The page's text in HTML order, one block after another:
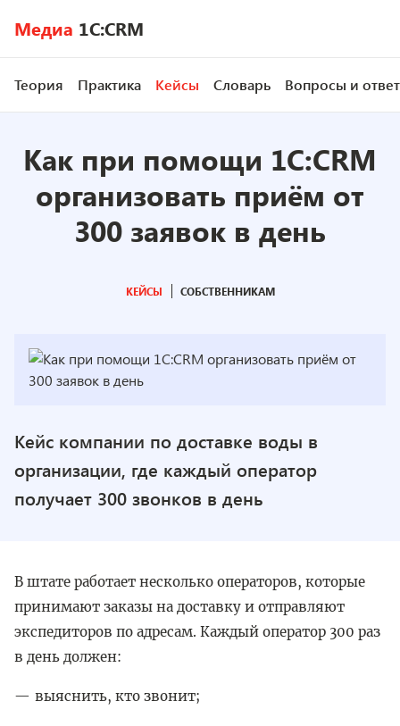
Медиа 1C:CRM
Теория Практика Кейсы Словарь Вопросы и
Как при помощи 1C:CRM
организовать приём от
300 заявок в день
КЕЙСЫ СОБСТВЕННИКАМ
Кейс компании по доставке воды в
организации, где каждый оператор
получает 300 звонков в день
В штате работает несколько операторов, которые
принимают заказы на доставку и отправляют
экспедиторов по адресам. Каждый оператор 300 раз
в день должен:
выяснить, кто звонит;